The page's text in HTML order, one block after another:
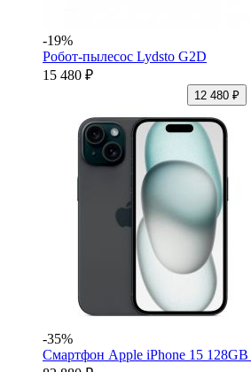
-19%
Робот-пылесос Lydsto G2D
15 480 ₽
12 480 ₽
-35%
Смартфон Apple iPhone 15